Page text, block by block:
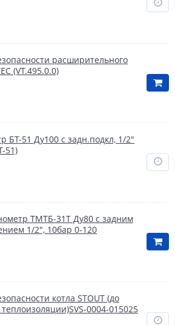
расширительного
(VT.495.0.0)
БТ-51 Ду100 с задн.подкл, 1/2"
51)
ТМТБ-31Т Ду80 с задним
1/2", 10бар 0-120
котла STOUT (до
теплоизоляции)SVS-0004-015025